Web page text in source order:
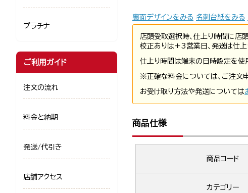
裏面デザインをみる 名刺台紙をみる
店頭受取選択時、仕上り時間に店
校正ありは+3営業日、発送は仕上
仕上り時間は端末の日時設定を使
※正確な料金については、ご注文
お受け取り方法や発送については
商品仕様
商品コード
カテゴリー
プラチナ
ご利用ガイド
注文の流れ
料金と納期
発送/代引き
店舗アクセス